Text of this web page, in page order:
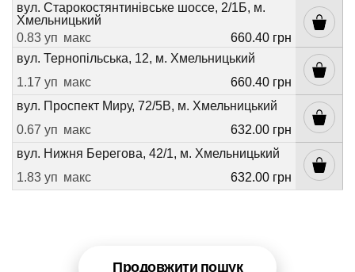
вул. Старокостянтинівське шоссе, 2/1Б, м.
Хмельницький
0.83 уп макс
660.40 грн
вул. Тернопільська, 12, м. Хмельницький
1.17 уп макс
660.40 грн
вул. Проспект Миру, 72/5В, м. Хмельницький
0.67 уп макс
632.00 грн
вул. Нижня Берегова, 42/1, м. Хмельницький
1.83 уп макс 632.00 грн
Продовжити пошук